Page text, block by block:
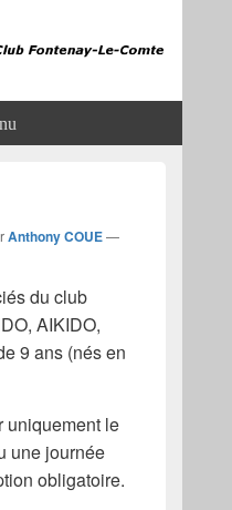
Anthony COUE—
du club
AIKIDO,
9 ans (nés en
uniquement le
une journée
obligatoire.